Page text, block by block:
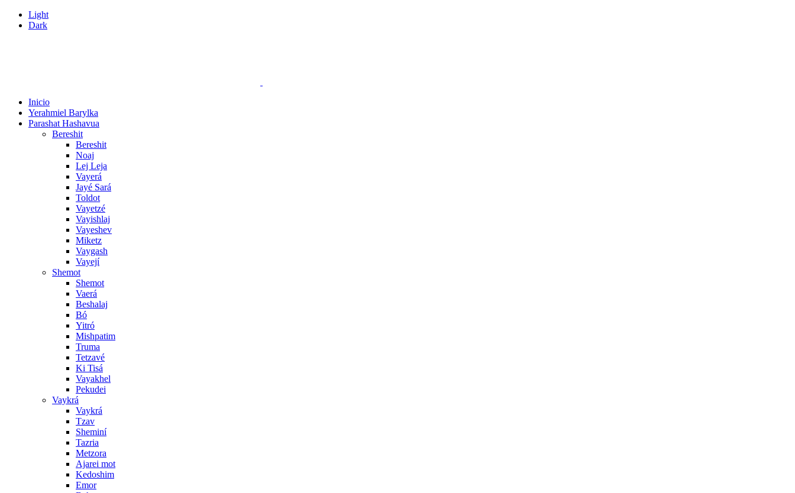
Light
Dark
Inicio
Yerahmiel Barylka
Parashat Hashavua
Bereshit
Bereshit
Noaj
Lej Leja
Vayerá
Jayé Sará
Toldot
Vayetzé
Vayishlaj
Vayeshev
Miketz
Vaygash
Vayejí
Shemot
Shemot
Vaerá
Beshalaj
Bó
Yitró
Mishpatim
Truma
Tetzavé
Ki Tisá
Vayakhel
Pekudei
Vaykrá
Vaykrá
Tzav
Sheminí
Tazria
Metzora
Ajarei mot
Kedoshim
Emor